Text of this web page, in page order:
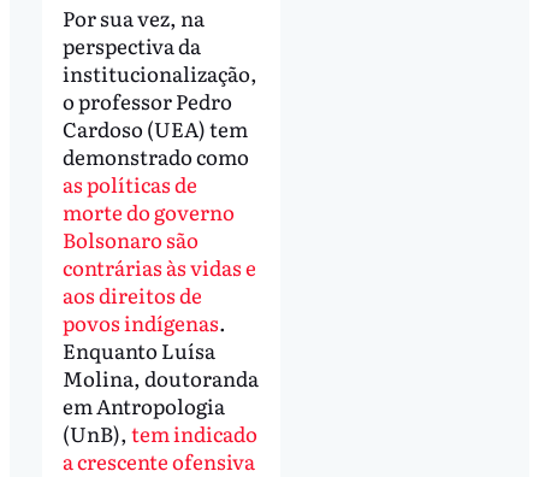
Por sua vez, na
perspectiva da
institucionalização,
o professor Pedro
Cardoso (UEA) tem
demonstrado como
as políticas de
morte do governo
Bolsonaro são
contrárias às vidas e
aos direitos de
povos indígenas.
Enquanto Luísa
Molina, doutoranda
em Antropologia
(UnB), tem indicado
a crescente ofensiva